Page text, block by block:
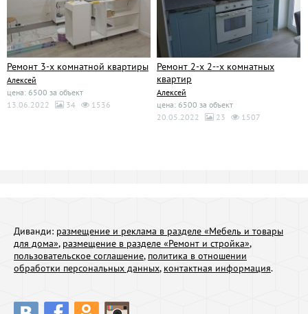
Ремонт 3-х комнатной квартиры
Алексей
цена: 6500 за объект
13.06.2022
34 1536
Ремонт 2-х 2--х комнатных
квартир
Алексей
цена: 6500 за объект
20.05.2022
23 1507
Диванди: размещение и реклама в разделе «Мебель и товары
для дома», размещение в разделе «Ремонт и стройка»,
пользовательское соглашение, политика в отношении
обработки персональных данных, контактная информация.